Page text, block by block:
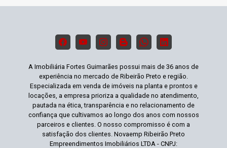
A Imobiliária Fortes Guimarães possui mais de 36 anos de
experiência no mercado de Ribeirão Preto e região.
Especializada em venda de imóveis na planta e prontos e
locações, a empresa prioriza a qualidade no atendimento,
pautada na ética, transparência e no relacionamento de
confiança que cultivamos ao longo dos anos com nossos
parceiros e clientes. O nosso compromisso é com a
satisfação dos clientes. Novaemp Ribeirão Preto
Empreendimentos Imobiliários LTDA - CNPJ: